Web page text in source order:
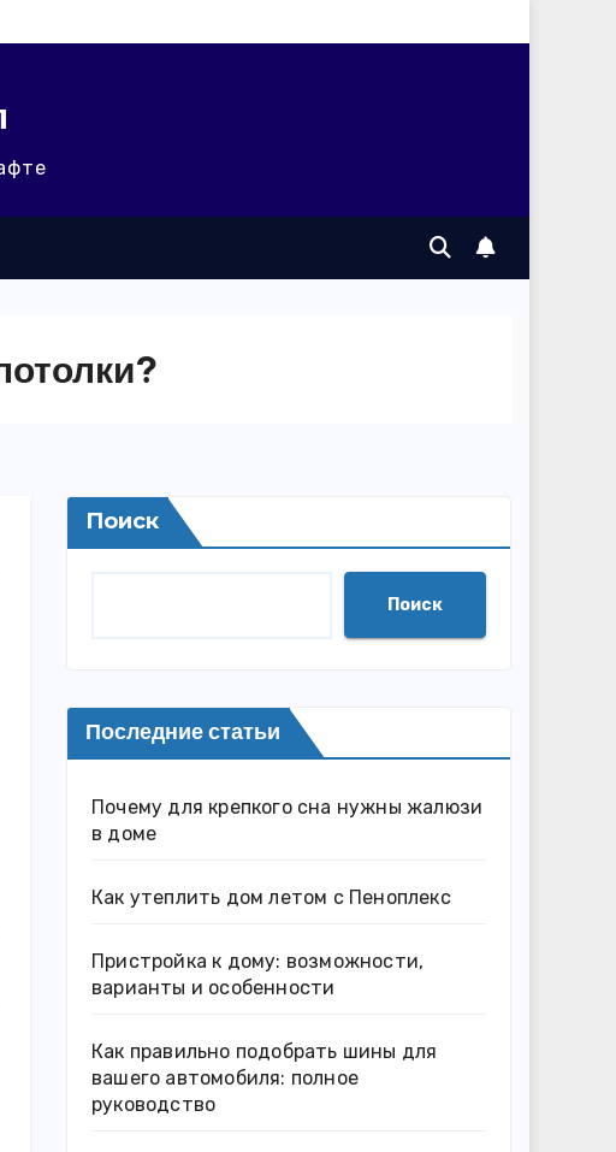
Поиск
Поиск
Последние статьи
Почему для крепкого сна нужны жалюзи
в доме
Как утеплить дом летом с Пеноплекс
Пристройка к дому: возможности,
варианты и особенности
Как правильно подобрать шины для
вашего автомобиля: полное
руководство